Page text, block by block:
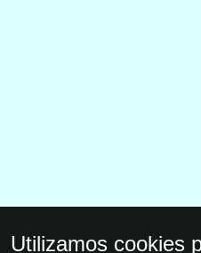
Utilizamos cookies